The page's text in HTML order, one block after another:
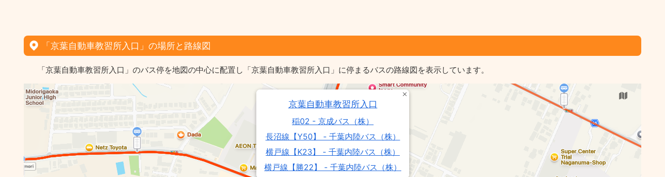
「京葉自動車教習所入口」の場所と路線図
「京葉自動車教習所入口」のバス停を地図の中心に配置し「京葉自動車教習所入口」に停まるバスの路線図を表示しています。
京葉自動車教習所入口
稲02 - 京成バス（株）
長沼線【Y50】 - 千葉内陸バス（株）
横戸線【K23】 - 千葉内陸バス（株）
横戸線【勝22】 - 千葉内陸バス（株）